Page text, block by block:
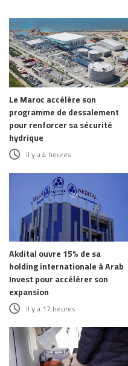
Le Maroc accélère son
programme de dessalement
pour renforcer sa sécurité
hydrique
il y a 4 heures
Akdital ouvre 15% de sa
holding internationale à Arab
Invest pour accélérer son
expansion
il y a 17 heures